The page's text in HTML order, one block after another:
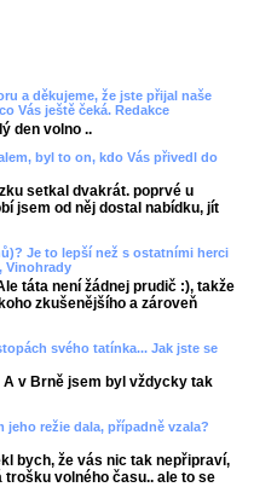
a děkujeme, že jste přijal naše
Vás ještě čeká. Redakce
den volno ..
byl to on, kdo Vás přivedl do
setkal dvakrát. poprvé u
jsem od něj dostal nabídku, jít
Je to lepší než s ostatními herci
Vinohrady
táta není žádnej prudič :), takže
zkušenějšího a zároveň
svého tatínka... Jak jste se
v Brně jsem byl vždycky tak
jeho režie dala, případně vzala?
bych, že vás nic tak nepřipraví,
volného času.. ale to se